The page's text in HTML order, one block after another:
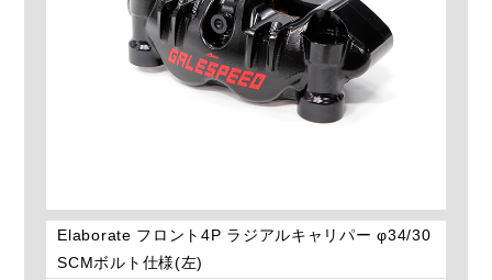
Elaborate フロント4P ラジアルキャリパー φ34/30
SCMボルト仕様(左)